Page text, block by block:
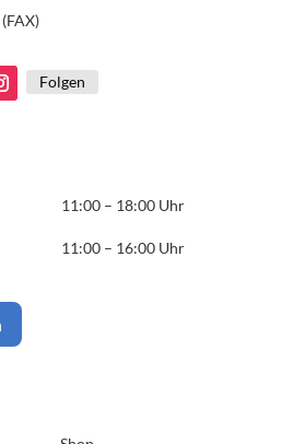
Folgen
11:00 – 18:00 Uhr
11:00 – 16:00 Uhr